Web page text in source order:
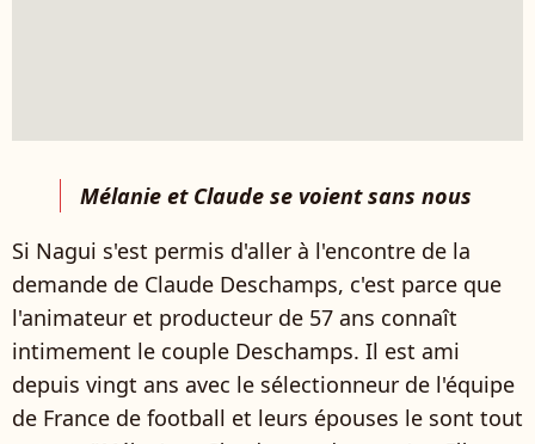
Mélanie et Claude se voient sans nous
Si Nagui s'est permis d'aller à l'encontre de la
demande de Claude Deschamps, c'est parce que
l'animateur et producteur de 57 ans connaît
intimement le couple Deschamps. Il est ami
depuis vingt ans avec le sélectionneur de l'équipe
de France de football et leurs épouses le sont tout